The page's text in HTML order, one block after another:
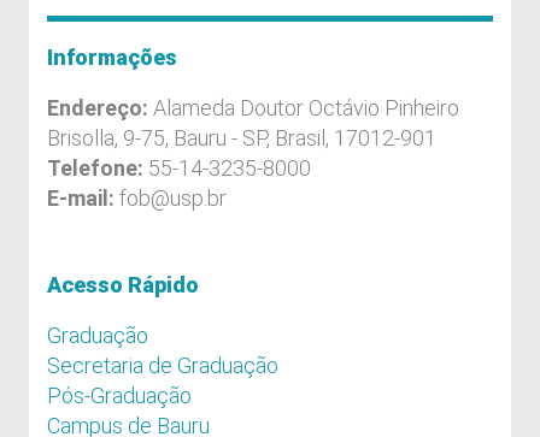
Informações
Endereço: Alameda Doutor Octávio Pinheiro
Brisolla, 9-75, Bauru - SP, Brasil, 17012-901
Telefone: 55-14-3235-8000
E-mail: fob@usp.br
Acesso Rápido
Graduação
Secretaria de Graduação
Pós-Graduação
Campus de Bauru